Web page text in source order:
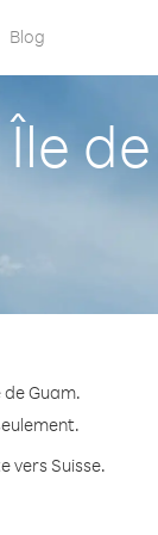
Blog
Guam.
vers Suisse.